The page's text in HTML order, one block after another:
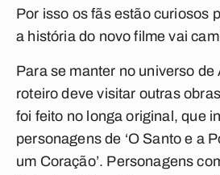
Por isso os fãs estão curiosos
a história do novo filme vai
Para se manter no universo
roteiro deve visitar outras
foi feito no longa original, que
personagens de ‘O Santo e a
um Coração’. Personagens